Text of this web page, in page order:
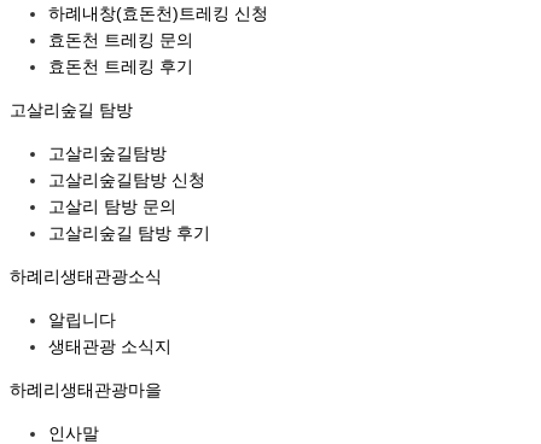
하례내창(효돈천)트레킹 신청
효돈천 트레킹 문의
효돈천 트레킹 후기
고살리숲길 탐방
고살리숲길탐방
고살리숲길탐방 신청
고살리 탐방 문의
고살리숲길 탐방 후기
하례리생태관광소식
알립니다
생태관광 소식지
하례리생태관광마을
인사말